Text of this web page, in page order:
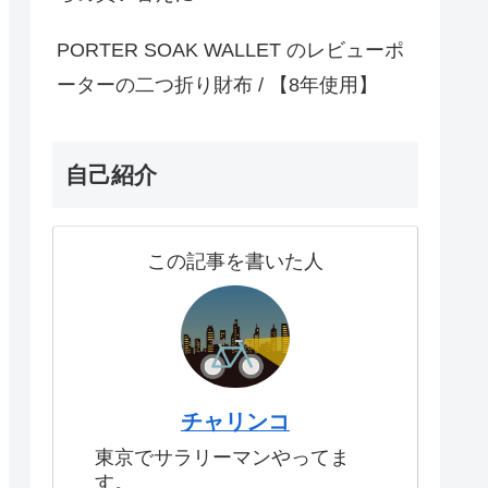
PORTER SOAK WALLET のレビューポ
ーターの二つ折り財布 / 【8年使用】
自己紹介
この記事を書いた人
チャリンコ
東京でサラリーマンやってま
す。